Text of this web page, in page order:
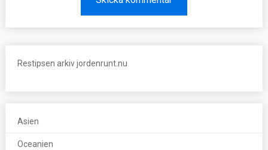
Restipsen arkiv jordenrunt.nu
Asien
Oceanien